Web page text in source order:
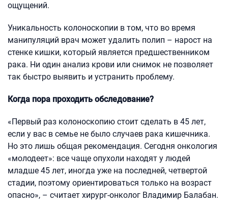
ощущений.
Уникальность колоноскопии в том, что во время
манипуляций врач может удалить полип – нарост на
стенке кишки, который является предшественником
рака. Ни один анализ крови или снимок не позволяет
так быстро выявить и устранить проблему.
Когда пора проходить обследование?
«Первый раз колоноскопию стоит сделать в 45 лет,
если у вас в семье не было случаев рака кишечника.
Но это лишь общая рекомендация. Сегодня онкология
«молодеет»: все чаще опухоли находят у людей
младше 45 лет, иногда уже на последней, четвертой
стадии, поэтому ориентироваться только на возраст
опасно», – считает хирург-онколог Владимир Балабан.